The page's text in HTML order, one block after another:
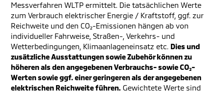
Messverfahren WLTP ermittelt. Die tatsächlichen Werte
zum Verbrauch elektrischer Energie / Kraftstoff, ggf. zur
Reichweite und den CO₂-Emissionen hängen ab von
individueller Fahrweise, Straßen-, Verkehrs- und
Wetterbedingungen, Klimaanlageneinsatz etc. Dies und
zusätzliche Ausstattungen sowie Zubehör können zu
höheren als den angegebenen Verbrauchs- sowie CO₂-
Werten sowie ggf. einer geringeren als der angegebenen
elektrischen Reichweite führen. Gewichtete Werte sind